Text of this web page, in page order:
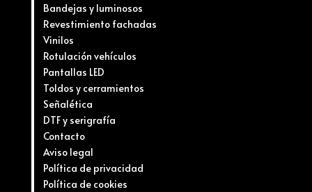
Bandejas y luminosos
Revestimiento fachadas
Vinilos
Rotulación vehículos
Pantallas LED
Toldos y cerramientos
Señalética
DTF y serigrafía
Contacto
Aviso legal
Política de privacidad
Política de cookies